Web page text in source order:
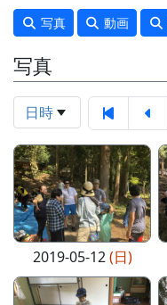
写真 動画
写真
日時
2019-05-12(日)